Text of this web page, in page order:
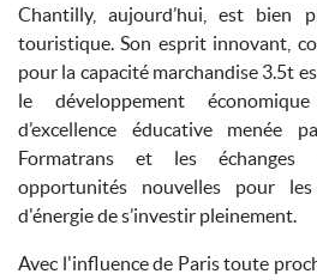
Chantilly, aujourd’hui, est bien
touristique. Son esprit innovant,
pour la capacité marchandise 3.5t
le développement
d’excellence éducative menée
Formatrans et les échanges
opportunités nouvelles pour
d'énergie de s’investir pleinement.
Avec l'influence de Paris toute